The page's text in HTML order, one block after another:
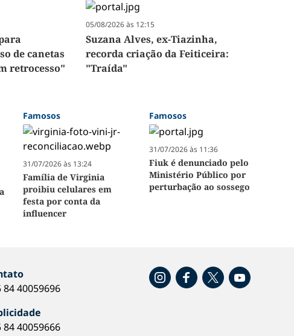
de canetas
retrocesso"
05/08/2026 às 12:15
Suzana Alves, ex-Tiazinha,
recorda criação da Feiticeira:
"Traída"
Famosos
31/07/2026 às 13:24
Família de Virginia
proibiu celulares em
festa por conta da
influencer
Famosos
31/07/2026 às 11:36
Fiuk é denunciado pelo
Ministério Público por
perturbação ao sossego
84 40059696
84 40059666